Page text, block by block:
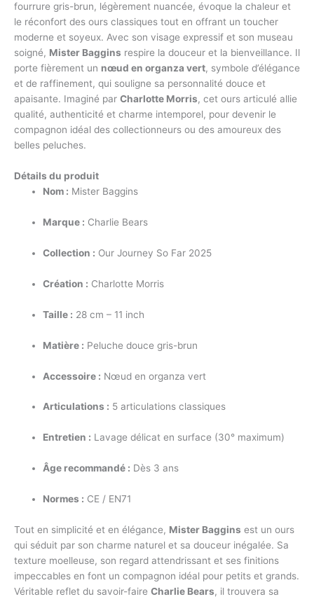
fourrure gris-brun, légèrement nuancée, évoque la chaleur et
le réconfort des ours classiques tout en offrant un toucher
moderne et soyeux. Avec son visage expressif et son museau
soigné, Mister Baggins respire la douceur et la bienveillance. Il
porte fièrement un nœud en organza vert, symbole d’élégance
et de raffinement, qui souligne sa personnalité douce et
apaisante. Imaginé par Charlotte Morris, cet ours articulé allie
qualité, authenticité et charme intemporel, pour devenir le
compagnon idéal des collectionneurs ou des amoureux des
belles peluches.
Détails du produit
Nom : Mister Baggins
Marque : Charlie Bears
Collection : Our Journey So Far 2025
Création : Charlotte Morris
Taille : 28 cm – 11 inch
Matière : Peluche douce gris-brun
Accessoire : Nœud en organza vert
Articulations : 5 articulations classiques
Entretien : Lavage délicat en surface (30° maximum)
Âge recommandé : Dès 3 ans
Normes : CE / EN71
Tout en simplicité et en élégance, Mister Baggins est un ours
qui séduit par son charme naturel et sa douceur inégalée. Sa
texture moelleuse, son regard attendrissant et ses finitions
impeccables en font un compagnon idéal pour petits et grands.
Véritable reflet du savoir-faire Charlie Bears, il trouvera sa